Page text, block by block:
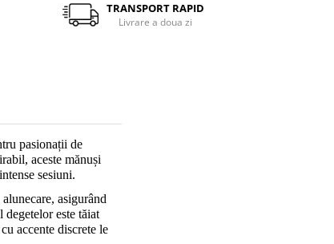
TRANSPORT RAPID
Livrare a doua zi
pasionații de
aceste mănuși
sesiuni.
asigurând
este tăiat
accente discrete le